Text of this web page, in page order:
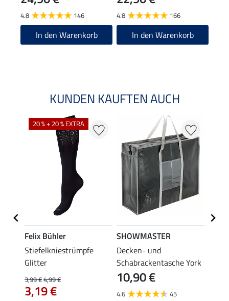
4.8 146
In den Warenkorb
4.8 166
In den Warenkorb
KUNDEN KAUFTEN AUCH
20 % + 20 % EXTRA
Felix Bühler
Stiefelkniestrümpfe
Glitter
3,99 €4,99 €
3,19 €
SHOWMASTER
Decken- und
Schabrackentasche York
10,90 €
4.6 45